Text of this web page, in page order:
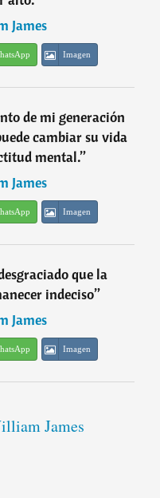
James
Imagen
de mi generación
cambiar su vida
mental.”
James
Imagen
que la
indeciso”
James
Imagen
James